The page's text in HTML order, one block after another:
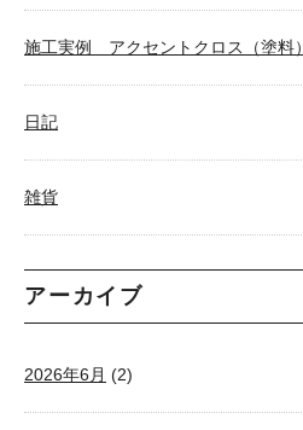
施工実例 アクセントクロス（塗料）
日記
雑貨
アーカイブ
2026年6月 (2)